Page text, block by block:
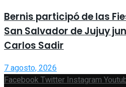
Bernis participó de las
San Salvador de Jujuy
Carlos Sadir
7 agosto, 2026
FacebookTwitterInstagram